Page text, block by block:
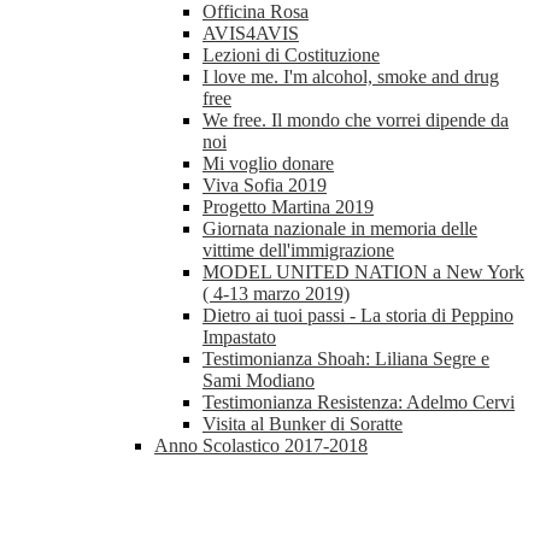
Officina Rosa
AVIS4AVIS
Lezioni di Costituzione
I love me. I'm alcohol, smoke and drug
free
We free. Il mondo che vorrei dipende da
noi
Mi voglio donare
Viva Sofia 2019
Progetto Martina 2019
Giornata nazionale in memoria delle
vittime dell'immigrazione
MODEL UNITED NATION a New York
( 4-13 marzo 2019)
Dietro ai tuoi passi - La storia di Peppino
Impastato
Testimonianza Shoah: Liliana Segre e
Sami Modiano
Testimonianza Resistenza: Adelmo Cervi
Visita al Bunker di Soratte
Anno Scolastico 2017-2018